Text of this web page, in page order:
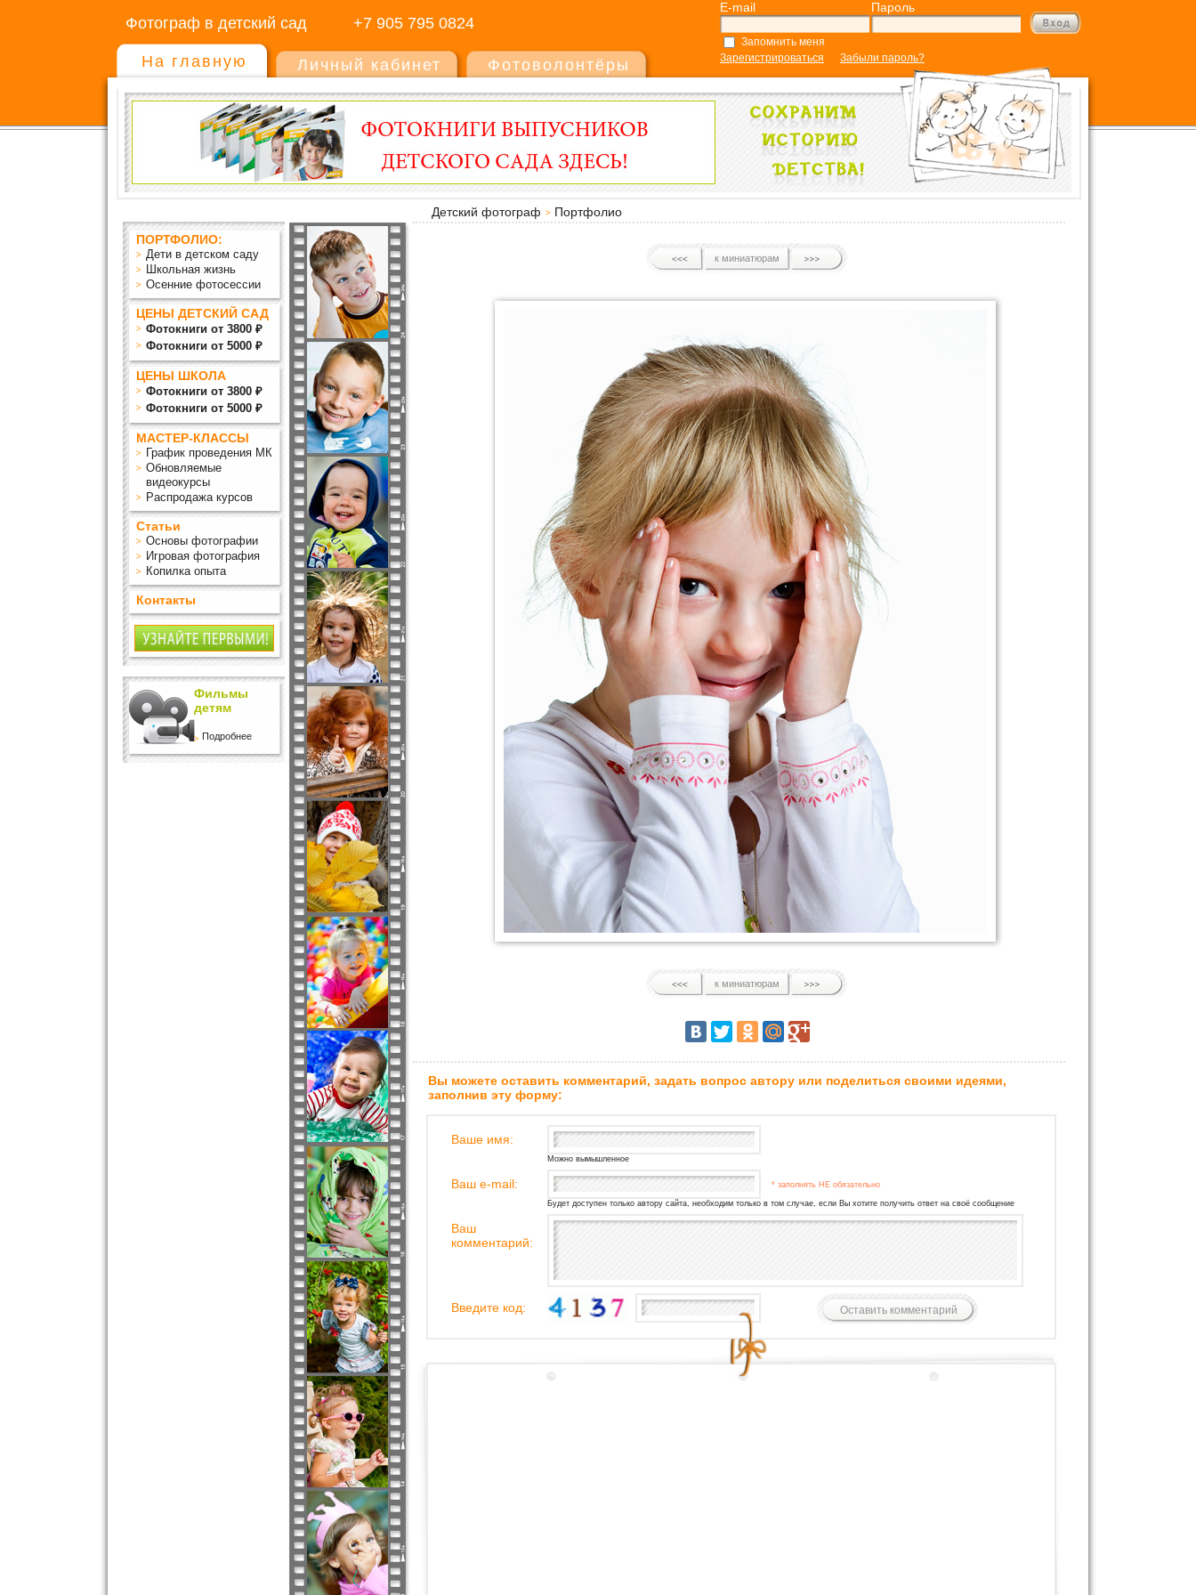
Фотограф в детский сад +7 905 795 0824
E-mail Пароль
Запомнить меня
Зарегистрироваться
Забыли пароль?
На главную Личный кабинет Фотоволонтёры
Детский фотограф
Портфолио
ПОРТФОЛИО:
Дети в детском саду
Школьная жизнь
Осенние фотосессии
ЦЕНЫ ДЕТСКИЙ САД
Фотокниги от 3800 ₽
Фотокниги от 5000 ₽
ЦЕНЫ ШКОЛА
Фотокниги от 3800 ₽
Фотокниги от 5000 ₽
МАСТЕР-КЛАССЫ
График проведения МК
Обновляемые
видеокурсы
Распродажа курсов
Статьи
Основы фотографии
Игровая фотография
Копилка опыта
Контакты
Фильмы
детям
Подробнее
к миниатюрам
к миниатюрам
Вы можете оставить комментарий, задать вопрос автору или поделиться своими идеями,
заполнив эту форму:
Ваше имя:
Можно вымышленное
Ваш e-mail: * заполнять НЕ обязательно
Будет доступен только автору сайта, необходим только в том случае, если Вы хотите получить ответ на своё сообщение
Ваш
комментарий:
Введите код: